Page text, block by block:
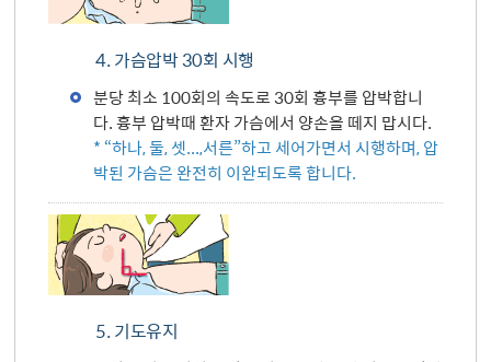
4. 가슴압박 30회 시행
분당 최소 100회의 속도로 30회 흉부를 압박합니
다. 흉부 압박때 환자 가슴에서 양손을 떼지 맙시다.
* “하나, 둘, 셋...,서른”하고 세어가면서 시행하며, 압
박된 가슴은 완전히 이완되도록 합니다.
5. 기도유지